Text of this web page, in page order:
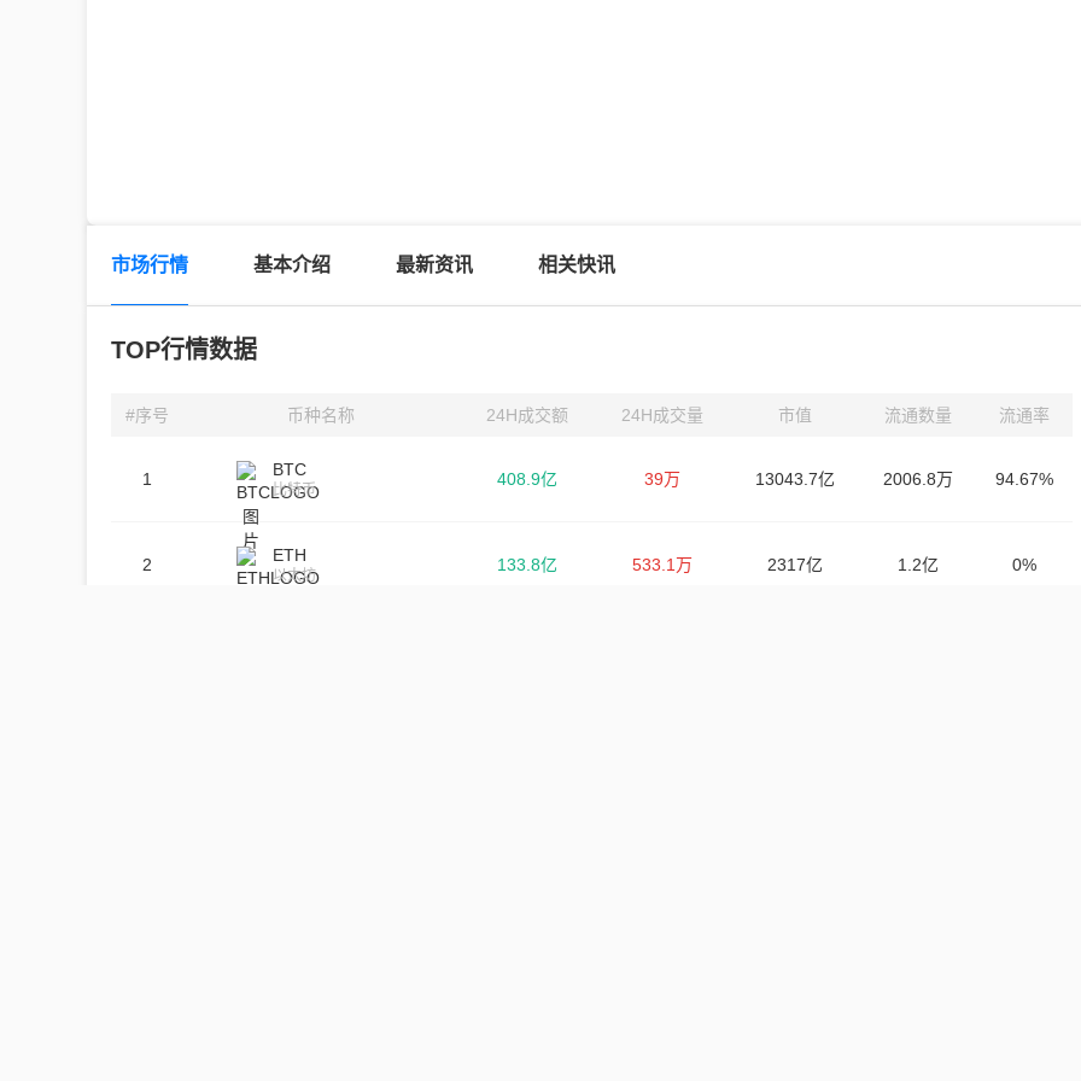
市场行情 基本介绍 最新资讯 相关快讯
TOP行情数据
#序号 币种名称 24H成交额 24H成交量 市值 流通数量 流通率
1 BTC
比特币
408.9亿 39万 13043.7亿 2006.8万 94.67%
2 ETH
以太坊
133.8亿 533.1万 2317亿 1.2亿 0%